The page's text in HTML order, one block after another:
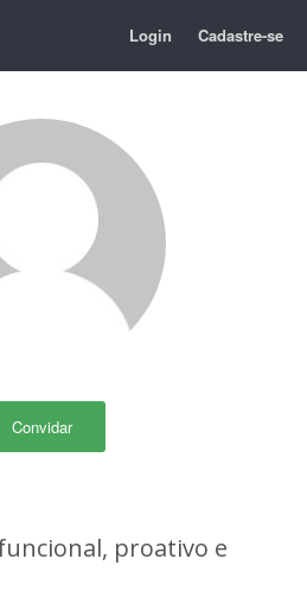
Login Cadastre-se
Convidar
proativo e